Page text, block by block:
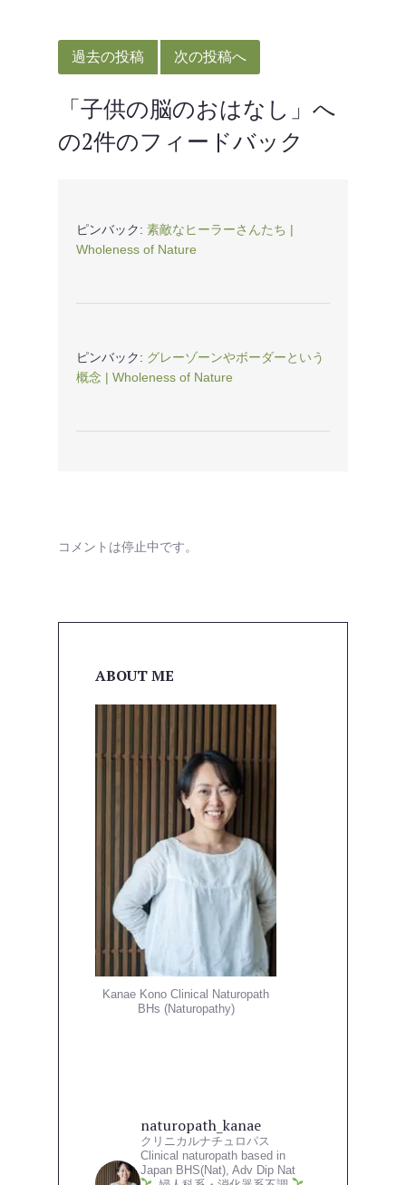
稿
ビ
ゲ
ョ
過去の投稿 次の投稿へ
「子供の脳のおはなし 」へ
の2件のフィードバック
ピンバック: 素敵なヒーラーさんたち |
Wholeness of Nature
ピンバック: グレーゾーンやボーダーという
概念 | Wholeness of Nature
コメントは停止中です。
ABOUT ME
Kanae Kono Clinical Naturopath
BHs (Naturopathy)
naturopath_kanae
クリニカルナチュロパス
Clinical naturopath based in
Japan BHS(Nat), Adv Dip Nat